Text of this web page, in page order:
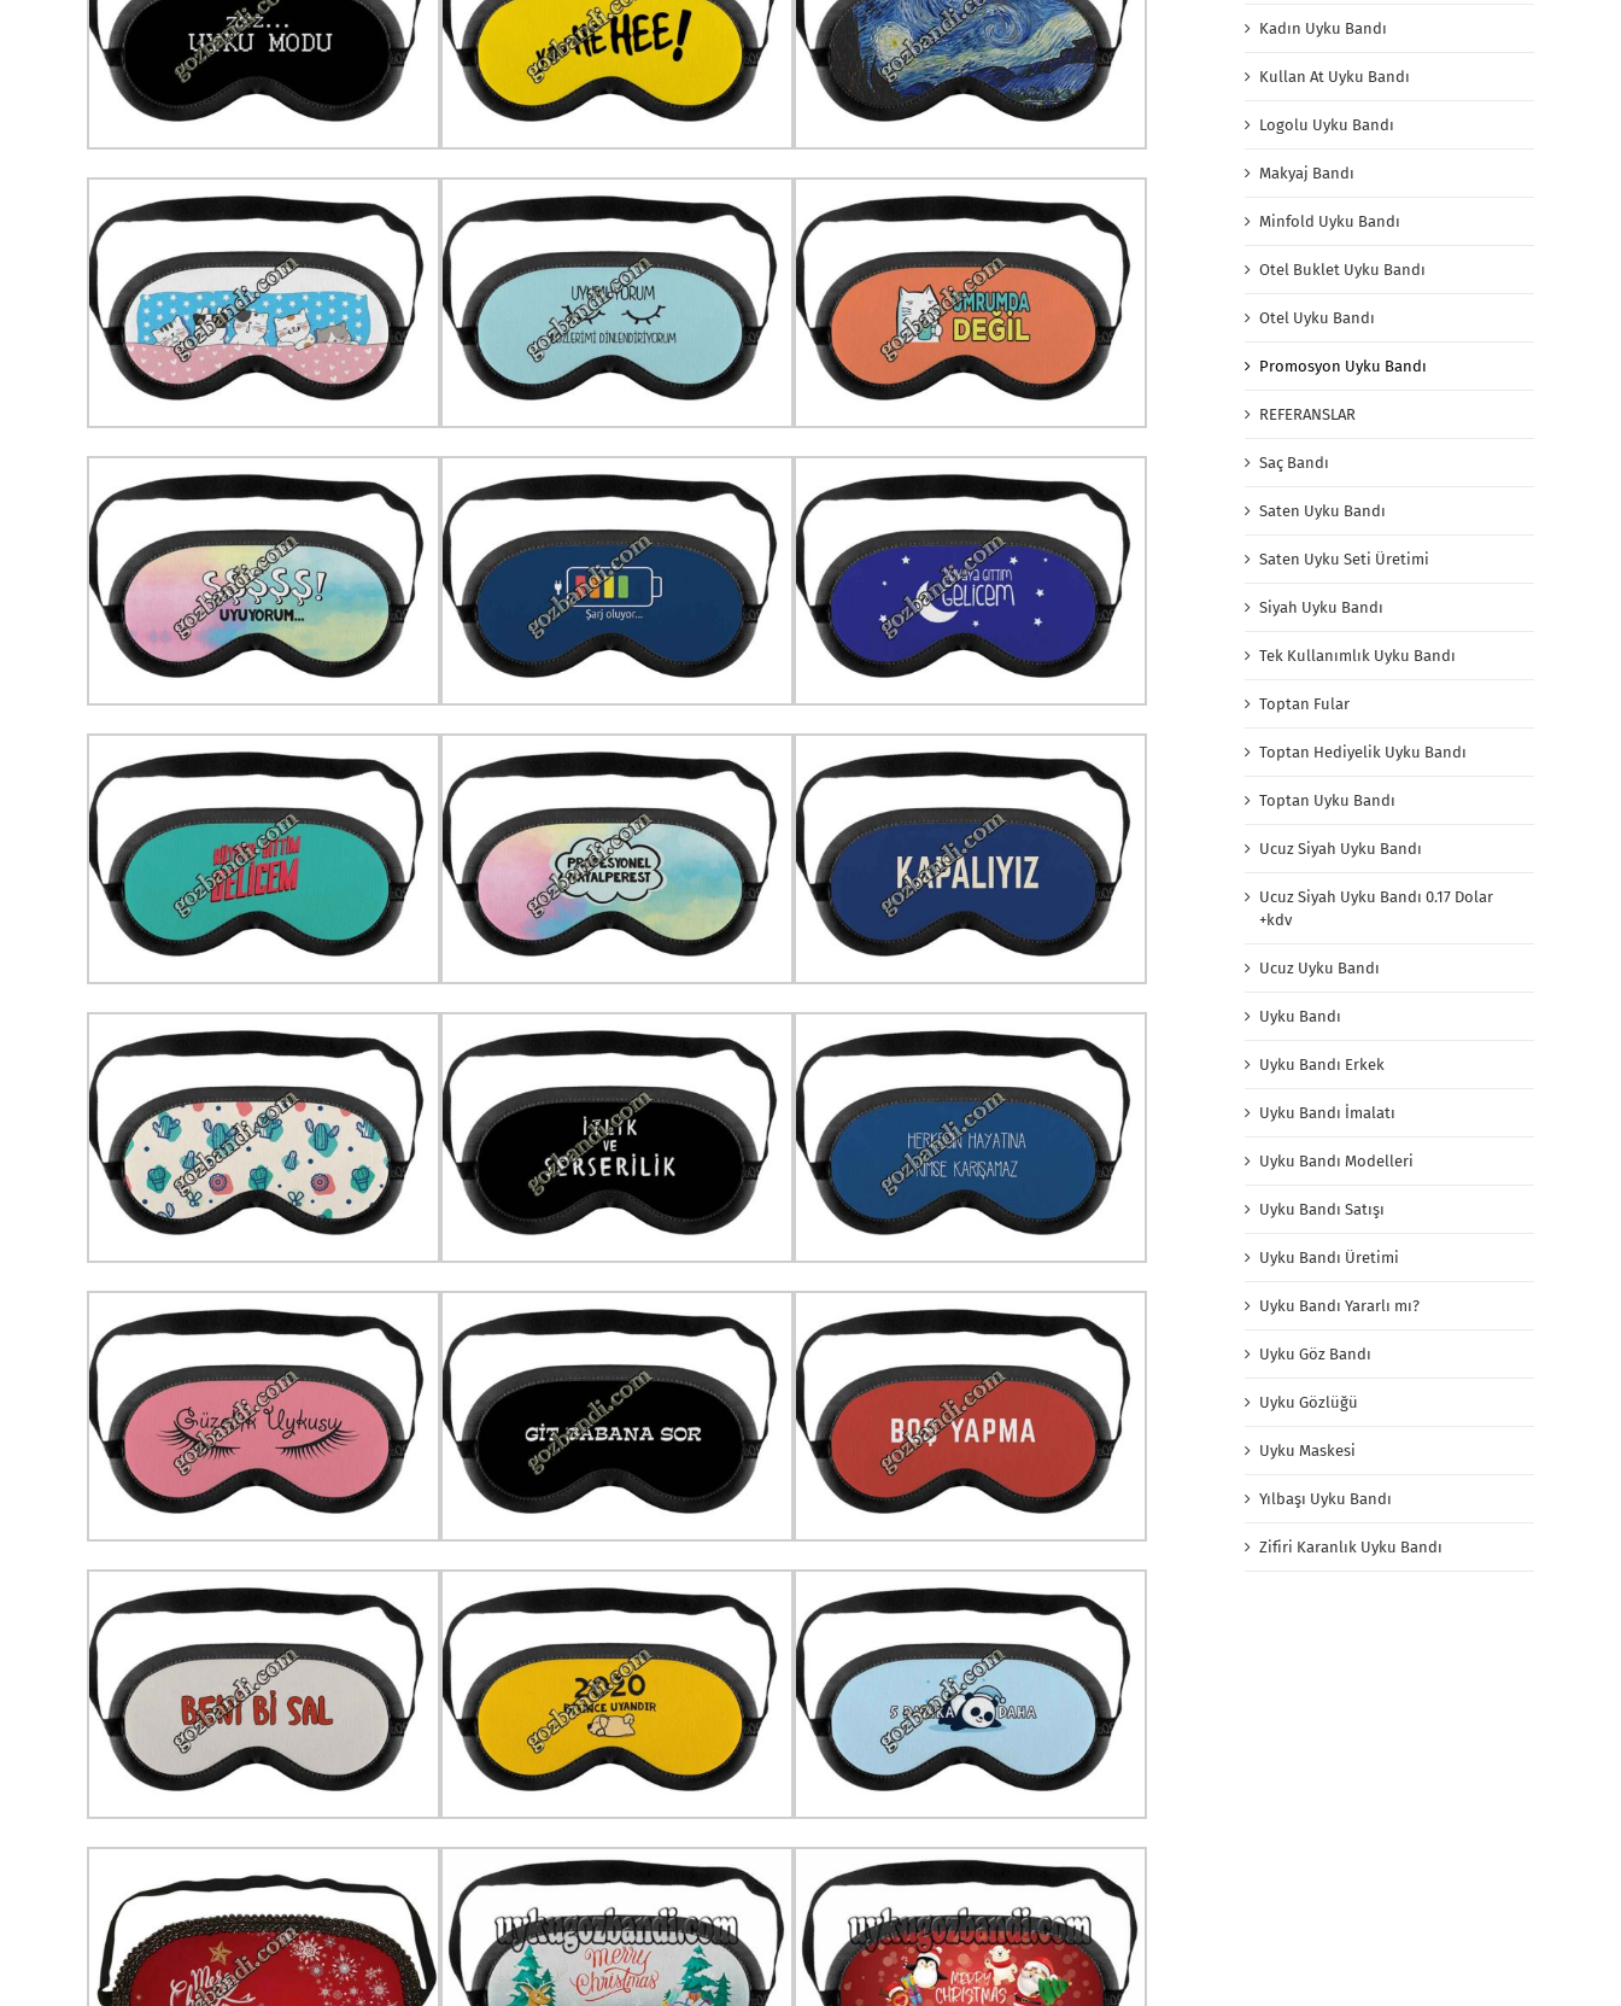
Kadın Uyku Bandı
Kullan At Uyku Bandı
Logolu Uyku Bandı
Makyaj Bandı
Minfold Uyku Bandı
Otel Buklet Uyku Bandı
Otel Uyku Bandı
Promosyon Uyku Bandı
REFERANSLAR
Saç Bandı
Saten Uyku Bandı
Saten Uyku Seti Üretimi
Siyah Uyku Bandı
Tek Kullanımlık Uyku Bandı
Toptan Fular
Toptan Hediyelik Uyku Bandı
Toptan Uyku Bandı
Ucuz Siyah Uyku Bandı
Ucuz Siyah Uyku Bandı 0.17 Dolar
+kdv
Ucuz Uyku Bandı
Uyku Bandı
Uyku Bandı Erkek
Uyku Bandı İmalatı
Uyku Bandı Modelleri
Uyku Bandı Satışı
Uyku Bandı Üretimi
Uyku Bandı Yararlı mı?
Uyku Göz Bandı
Uyku Gözlüğü
Uyku Maskesi
Yılbaşı Uyku Bandı
Zifiri Karanlık Uyku Bandı